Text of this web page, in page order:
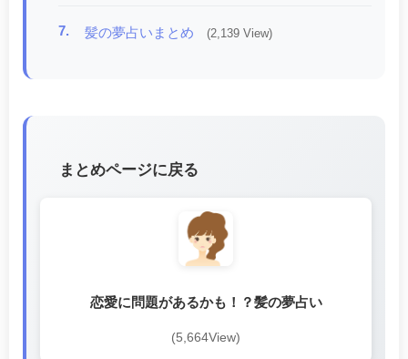
7. 髪の夢占いまとめ (2,139 View)
まとめページに戻る
恋愛に問題があるかも！？髪の夢占い
(5,664View)